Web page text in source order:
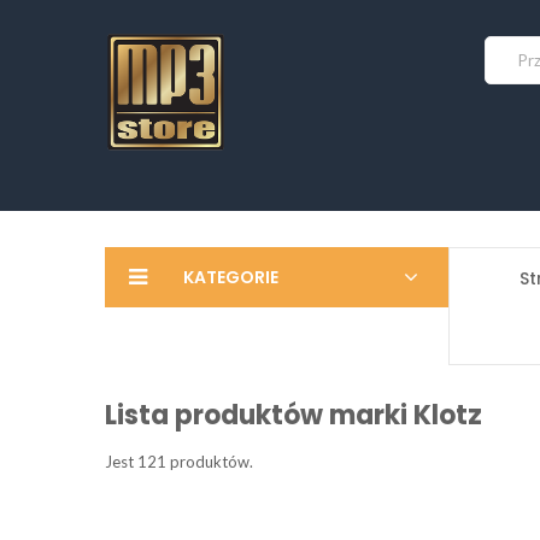
KATEGORIE
Lista produktów marki Klotz
Jest 121 produktów.